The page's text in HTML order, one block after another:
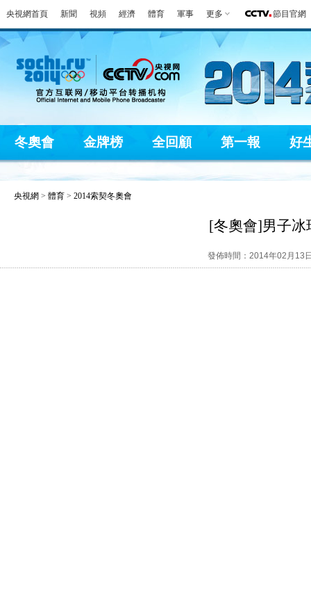
央視網首頁 新聞 視頻 經濟 體育 軍事 更多 節目官網
冬奧會 金牌榜 全回顧 第一報 好
央視網 > 體育 > 2014索契冬奧會
[冬奧會]男子冰
發佈時間：2014年02月13